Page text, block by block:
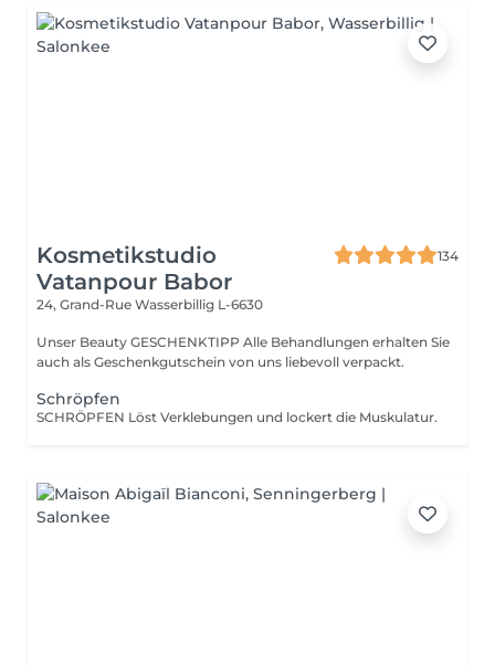
Kosmetikstudio
Vatanpour Babor
134
24, Grand-Rue Wasserbillig L-6630
Unser Beauty GESCHENKTIPP Alle Behandlungen erhalten Sie
auch als Geschenkgutschein von uns liebevoll verpackt.
Schröpfen
SCHRÖPFEN Löst Verklebungen und lockert die Muskulatur.